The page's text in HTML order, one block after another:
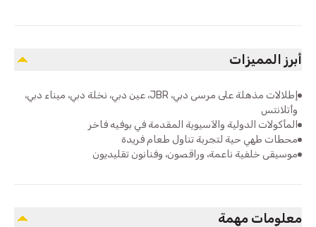
أبرز المميزات
إطلالات مذهلة على مرسى دبي، JBR، عين دبي، نخلة دبي، ميناء دبي،
وأتلانتس
المأكولات الدولية والآسيوية المقدمة في بوفيه فاخر
محطات طهي حية لتجربة تناول طعام فريدة
موسيقى خلفية ناعمة، وراقصون، وفنانون تقليديون
معلومات مهمة